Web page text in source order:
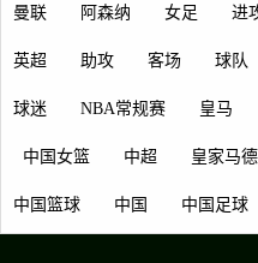
曼联 阿森纳 女足 进
英超 助攻 客场 球队
球迷 NBA常规赛 皇马
中国女篮 中超 皇家马
中国篮球 中国 中国足球